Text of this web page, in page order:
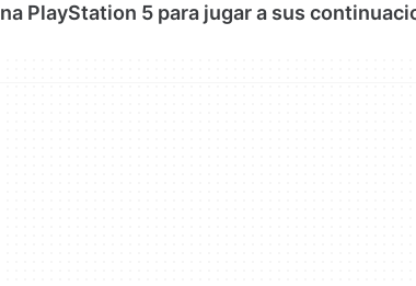
PlayStation 5 para jugar a sus